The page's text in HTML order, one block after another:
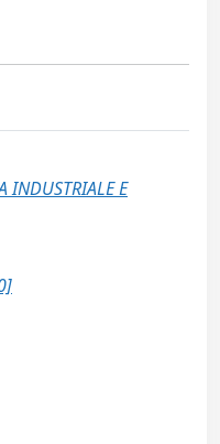
INDUSTRIALE E